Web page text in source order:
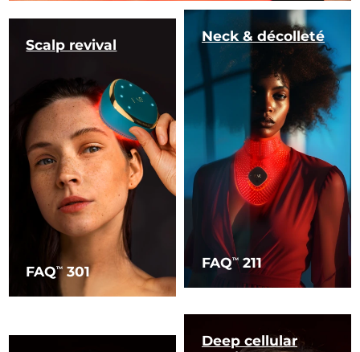
FAQTM 301
Scalp revival
FAQTM 211
Neck & décolleté
Deep cellular